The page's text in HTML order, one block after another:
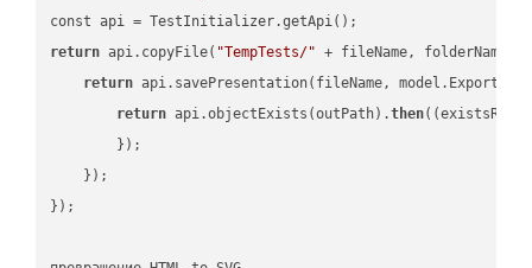
return api.copyFile( "TempTests/" + fileName, folderName +
return api.savePresentation(fileName,
return api.objectExists(outPath).then(
        });
    });
});